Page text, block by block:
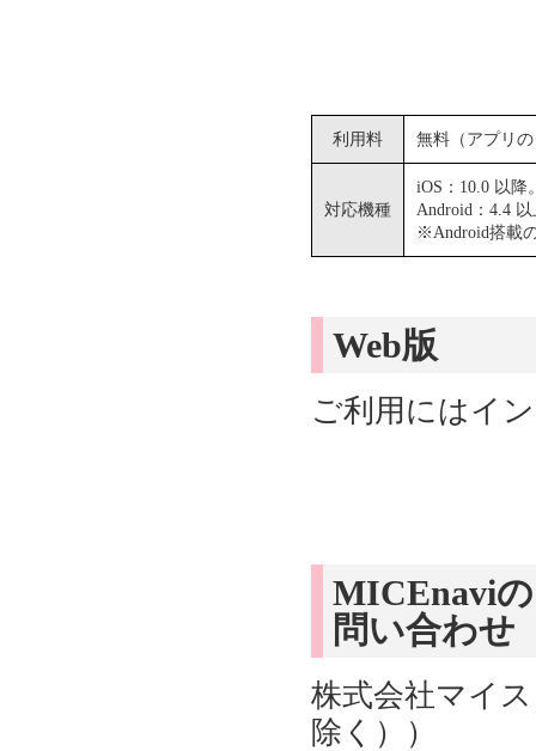
利用料 無料（アプリ
対応機種
iOS：10.0 以降
Android：4.4
※Android搭載
Web版
ご利用にはイ
MICEnavi
問い合わせ
株式会社マイ
除く））